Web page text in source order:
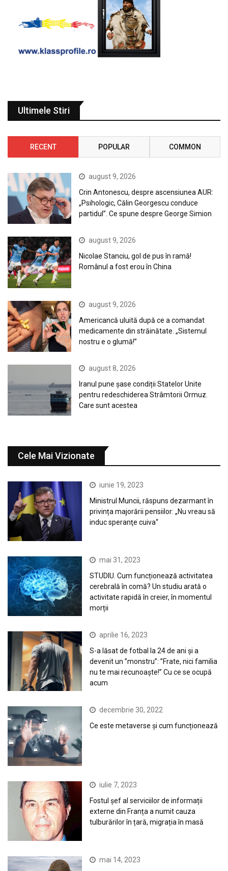
Ultimele Stiri
RECENT POPULAR COMMON
august 9, 2026
Crin Antonescu, despre ascensiunea AUR:
„Psihologic, Călin Georgescu conduce
partidul”. Ce spune despre George Simion
august 9, 2026
Nicolae Stanciu, gol de pus în ramă!
Românul a fost erou în China
august 9, 2026
Americancă uluită după ce a comandat
medicamente din străinătate. „Sistemul
nostru e o glumă!”
august 8, 2026
Iranul pune șase condiții Statelor Unite
pentru redeschiderea Strâmtorii Ormuz.
Care sunt acestea
Cele Mai Vizionate
iunie 19, 2023
Ministrul Muncii, răspuns dezarmant în
privința majorării pensiilor: „Nu vreau să
induc speranţe cuiva“
mai 31, 2023
STUDIU. Cum funcționează activitatea
cerebrală în comă? Un studiu arată o
activitate rapidă în creier, în momentul
morții
aprilie 16, 2023
S-a lăsat de fotbal la 24 de ani și a
devenit un ”monstru”: ”Frate, nici familia
nu te mai recunoaște!” Cu ce se ocupă
acum
decembrie 30, 2022
Ce este metaverse și cum funcționează
iulie 7, 2023
Fostul șef al serviciilor de informații
externe din Franța a numit cauza
tulburărilor în țară, migrația în masă
mai 14, 2023